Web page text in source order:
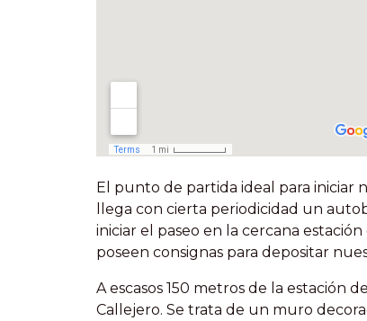
El punto de partida ideal para iniciar
llega con cierta periodicidad un
iniciar el paseo en la cercana
poseen consignas para depositar
A escasos 150 metros de la estación
Callejero. Se trata de un muro